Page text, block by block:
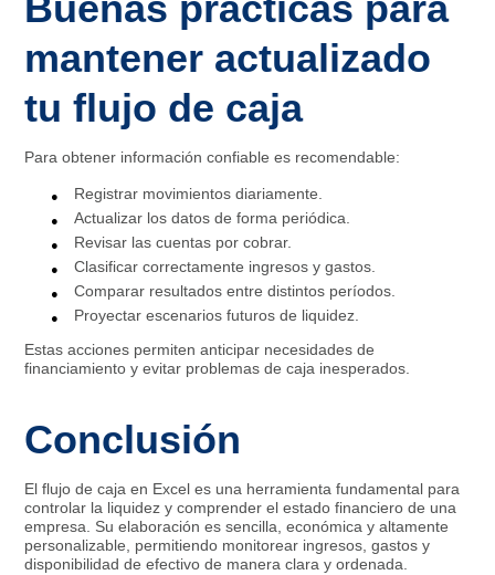
mantener actualizado
tu flujo de caja
Para obtener información confiable es recomendable:
Registrar movimientos diariamente.
Actualizar los datos de forma periódica.
Revisar las cuentas por cobrar.
Clasificar correctamente ingresos y gastos.
Comparar resultados entre distintos períodos.
Proyectar escenarios futuros de liquidez.
Estas acciones permiten anticipar necesidades de
financiamiento y evitar problemas de caja inesperados.
Conclusión
El flujo de caja en Excel es una herramienta fundamental para
controlar la liquidez y comprender el estado financiero de una
empresa. Su elaboración es sencilla, económica y altamente
personalizable, permitiendo monitorear ingresos, gastos y
disponibilidad de efectivo de manera clara y ordenada.